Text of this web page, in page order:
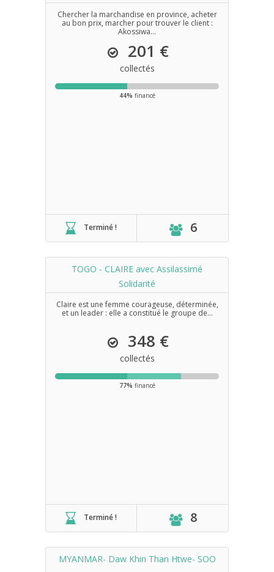
Chercher la marchandise en province, acheter
au bon prix, marcher pour trouver le client :
Akossiwa...
201 €
collectés
44% financé
Terminé ! 6
TOGO - CLAIRE avec Assilassimé
Solidarité
Claire est une femme courageuse, déterminée,
et un leader : elle a constitué le groupe de...
348 €
collectés
77% financé
Terminé ! 8
MYANMAR- Daw Khin Than Htwe- SOO